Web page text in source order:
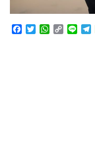
FacebookTwitterWhatsApp
Copy
Line